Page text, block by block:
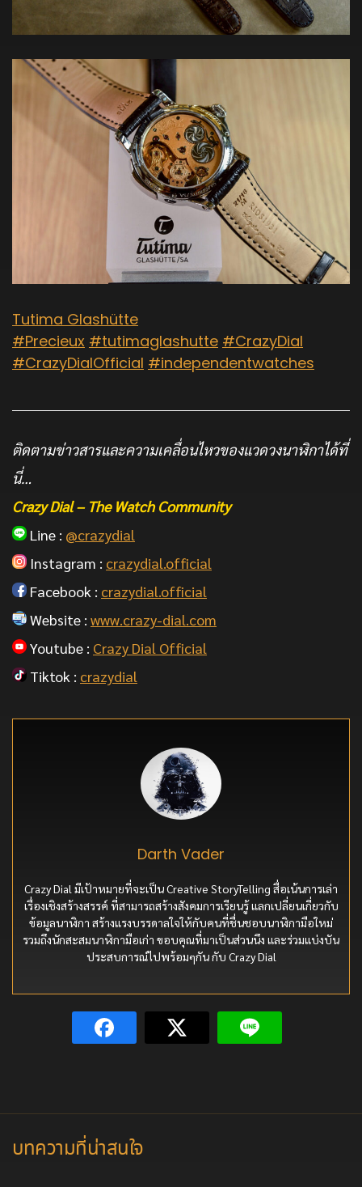
Tutima Glashütte
#Precieux #tutimaglashutte #CrazyDial
#CrazyDialOfficial #independentwatches
ติดตามข่าวสารและความเคลื่อนไหวของแวดวงนาฬิกาได้ที่
นี่…
Crazy Dial – The Watch Community
Line : @crazydial
Instagram : crazydial.official
Facebook : crazydial.official
Website : www.crazy-dial.com
Youtube : Crazy Dial Official
Tiktok : crazydial
Darth Vader
Crazy Dial มีเป้าหมายที่จะเป็น Creative StoryTelling สื่อเน้นการเล่า
เรื่องเชิงสร้างสรรค์ ที่สามารถสร้างสังคมการเรียนรู้ แลกเปลี่ยนเกี่ยวกับ
ข้อมูลนาฬิกา สร้างแรงบรรดาลใจให้กับคนที่ชื่นชอบนาฬิกามือใหม่
รวมถึงนักสะสมนาฬิกามือเก่า ขอบคุณที่มาเป็นส่วนนึง และร่วมแบ่งบัน
ประสบการณ์ไปพร้อมๆกัน กับ Crazy Dial
บทความที่น่าสนใจ